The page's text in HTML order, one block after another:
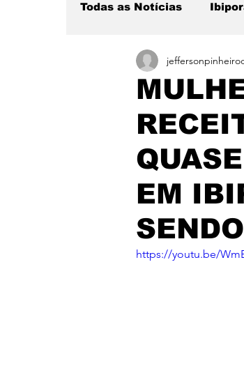
Todas as Notícias
Região
EM
https://youtu.be/